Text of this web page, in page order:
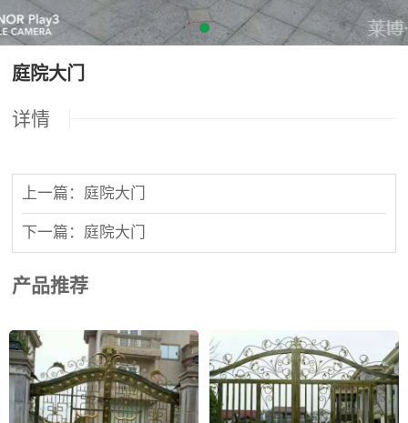
庭院大门
详情
上一篇：庭院大门
下一篇：庭院大门
产品推荐